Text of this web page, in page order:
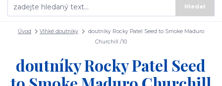
Hledat
Úvod Vlhké doutníky
doutníky Rocky Patel Seed to Smoke Maduro
Churchill /10
doutníky Rocky Patel Seed